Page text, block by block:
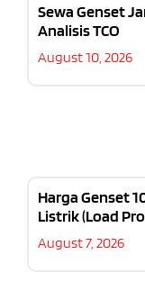
Sewa Genset
Analisis TCO
August 10, 2026
Harga Genset
Listrik (Load
August 7, 2026